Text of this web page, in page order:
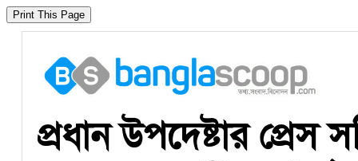
​প্রধান উপদেষ্টার প্রেস